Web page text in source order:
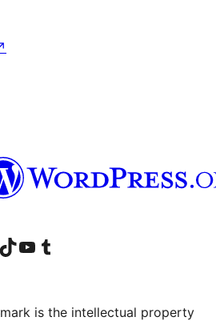
Facebook
pe Instagram
ne pe LinkedIn
Vizitează contul nostru TikTok
Vizitează canalul nostru YouTube
Vizitează contul nostru Tumblr
is the intellectual property